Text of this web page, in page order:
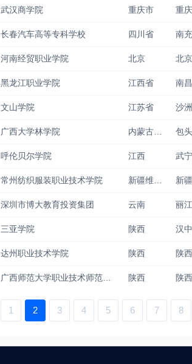
武汉商学院 重庆市 重
长春汽车高等专科学校 四川省 南
河南经贸职业学院 北京 北
黑龙江职业学院 江西省 南
文山学院 江苏省 沙
广西大学林学院 包
呼伦贝尔学院 江西 武
常州纺织服装职业技术学院 新
深圳市博大教育投资集团 云南 丽
三亚学院 陕西
达州职业技术学院 陕西 陕
陕西 陕
1 2 3 4 5 6 7 8